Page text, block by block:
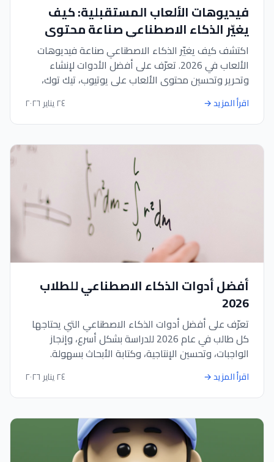
فيديوهات الألعاب المستقبلية: كيف
يغيّر الذكاء الاصطناعي صناعة محتوى
الألعاب في 2026
اكتشف كيف يغيّر الذكاء الاصطناعي صناعة فيديوهات
الألعاب في 2026. تعرّف على أفضل الأدوات لإنشاء
وتحرير وتحسين محتوى الألعاب على يوتيوب، تيك توك،
ومنصات البث المباشر.
٢٤ يناير ٢٠٢٦ اقرأ المزيد→
أفضل أدوات الذكاء الاصطناعي للطلاب
2026
تعرّف على أفضل أدوات الذكاء الاصطناعي التي يحتاجها
كل طالب في عام 2026 للدراسة بشكل أسرع، وإنجاز
الواجبات، وتحسين الإنتاجية، وكتابة الأبحاث بسهولة.
٢٤ يناير ٢٠٢٦ اقرأ المزيد→